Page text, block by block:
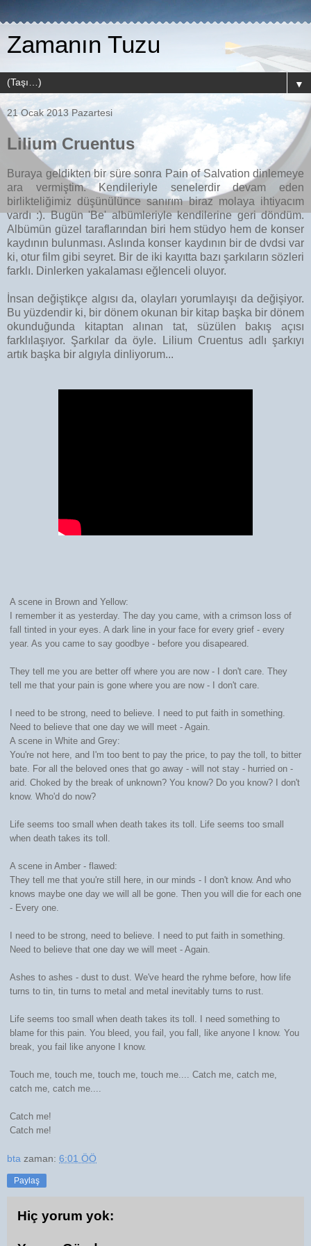
Zamanın Tuzu
▼
21 Ocak 2013 Pazartesi
Lilium Cruentus
Buraya geldikten bir süre sonra Pain of Salvation dinlemeye
ara vermiştim. Kendileriyle senelerdir devam eden
birlikteliğimiz düşünülünce sanırım biraz molaya ihtiyacım
vardı :). Bugün 'Be' albümleriyle kendilerine geri döndüm.
Albümün güzel taraflarından biri hem stüdyo hem de konser
kaydının bulunması. Aslında konser kaydının bir de dvdsi var
ki, otur film gibi seyret. Bir de iki kayıtta bazı şarkıların sözleri
farklı. Dinlerken yakalaması eğlenceli oluyor.
İnsan değiştikçe algısı da, olayları yorumlayışı da değişiyor.
Bu yüzdendir ki, bir dönem okunan bir kitap başka bir dönem
okunduğunda kitaptan alınan tat, süzülen bakış açısı
farklılaşıyor. Şarkılar da öyle. Lilium Cruentus adlı şarkıyı
artık başka bir algıyla dinliyorum...
A scene in Brown and Yellow:
I remember it as yesterday. The day you came, with a crimson loss of
fall tinted in your eyes. A dark line in your face for every grief - every
year. As you came to say goodbye - before you disapeared.
They tell me you are better off where you are now - I don't care. They
tell me that your pain is gone where you are now - I don't care.
I need to be strong, need to believe. I need to put faith in something.
Need to believe that one day we will meet - Again.
A scene in White and Grey:
You're not here, and I'm too bent to pay the price, to pay the toll, to bitter
bate. For all the beloved ones that go away - will not stay - hurried on -
arid. Choked by the break of unknown? You know? Do you know? I don't
know. Who'd do now?
Life seems too small when death takes its toll. Life seems too small
when death takes its toll.
A scene in Amber - flawed:
They tell me that you're still here, in our minds - I don't know. And who
knows maybe one day we will all be gone. Then you will die for each one
- Every one.
I need to be strong, need to believe. I need to put faith in something.
Need to believe that one day we will meet - Again.
Ashes to ashes - dust to dust. We've heard the ryhme before, how life
turns to tin, tin turns to metal and metal inevitably turns to rust.
Life seems too small when death takes its toll. I need something to
blame for this pain. You bleed, you fail, you fall, like anyone I know. You
break, you fail like anyone I know.
Touch me, touch me, touch me, touch me.... Catch me, catch me,
catch me, catch me....
Catch me!
Catch me!
bta zaman: 6:01 ÖÖ
Paylaş
Hiç yorum yok: